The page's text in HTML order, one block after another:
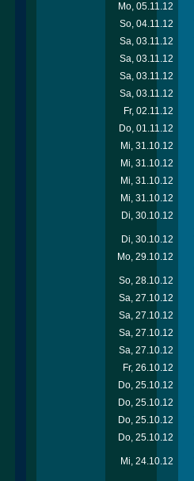
Mo, 05.11.12
So, 04.11.12
Sa, 03.11.12
Sa, 03.11.12
Sa, 03.11.12
Sa, 03.11.12
Fr, 02.11.12
Do, 01.11.12
Mi, 31.10.12
Mi, 31.10.12
Mi, 31.10.12
Mi, 31.10.12
Di, 30.10.12
Di, 30.10.12
Mo, 29.10.12
So, 28.10.12
Sa, 27.10.12
Sa, 27.10.12
Sa, 27.10.12
Sa, 27.10.12
Fr, 26.10.12
Do, 25.10.12
Do, 25.10.12
Do, 25.10.12
Do, 25.10.12
Mi, 24.10.12